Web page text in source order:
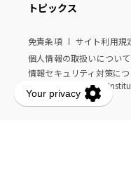
トピックス
免責条項 サイト利用規
個人情報の取扱いについて
情報セキュリティ対策に
© Nomura Research